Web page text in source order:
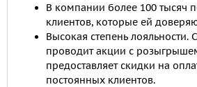
В компании более 100 тысяч
клиентов, которые ей
Высокая степень лояльности.
проводит акции с
предоставляет скидки на
постоянных клиентов.